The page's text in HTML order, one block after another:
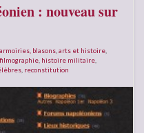
: nouveau sur
armoiries, blasons arts et histoire
filmographie histoire militaire
reconstitution